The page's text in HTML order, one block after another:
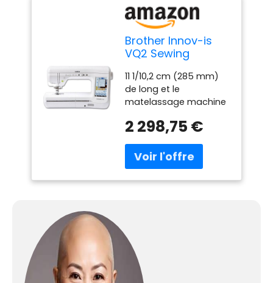
Brother Innov-is
VQ2 Sewing
11 1/10,2 cm (285 mm)
de long et le
matelassage machine
écran tactile LCD
mailles par minute
Extra larges mailles
jusqu "à 40 mm icaps
2 298,75 €